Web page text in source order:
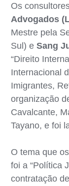
Os
Advogados
Mestre pela
Sul) eSang
“Direito
Internacional
Imigrantes,
organização
Cavalcante,
Tayano, e foi
O tema que
foi a “Política
contratação